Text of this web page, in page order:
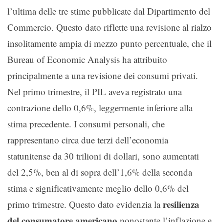
l’ultima delle tre stime pubblicate dal Dipartimento del
Commercio. Questo dato riflette una revisione al rialzo
insolitamente ampia di mezzo punto percentuale, che il
Bureau of Economic Analysis ha attribuito
principalmente a una revisione dei consumi privati.
Nel primo trimestre, il PIL aveva registrato una
contrazione dello 0,6%, leggermente inferiore alla
stima precedente. I consumi personali, che
rappresentano circa due terzi dell’economia
statunitense da 30 trilioni di dollari, sono aumentati
del 2,5%, ben al di sopra dell’1,6% della seconda
stima e significativamente meglio dello 0,6% del
primo trimestre. Questo dato evidenzia laresilienza